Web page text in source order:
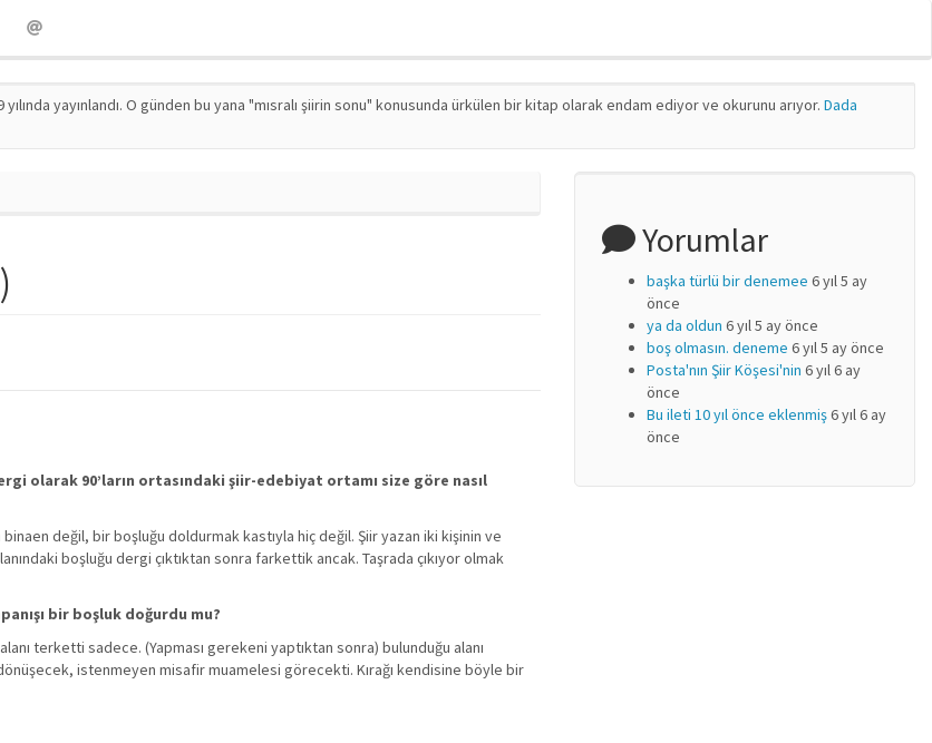
yayınlandı. O günden bu yana "mısralı şiirin sonu" konusunda ürkülen bir kitap olarak endam ediyor ve okurunu arıyor. Dada
olarak 90’ların ortasındaki şiir-edebiyat ortamı size göre nasıl
değil, bir boşluğu doldurmak kastıyla hiç değil. Şiir yazan iki kişinin ve
boşluğu dergi çıktıktan sonra farkettik ancak. Taşrada çıkıyor olmak
bir boşluk doğurdu mu?
terketti sadece. (Yapması gerekeni yaptıktan sonra) bulunduğu alanı
istenmeyen misafir muamelesi görecekti. Kırağı kendisine böyle bir
Yorumlar
başka türlü bir denemee 6 yıl 5 ay
önce
ya da oldun 6 yıl 5 ay önce
boş olmasın. deneme 6 yıl 5 ay önce
Posta'nın Şiir Köşesi'nin 6 yıl 6 ay
önce
Bu ileti 10 yıl önce eklenmiş6 yıl 6 ay
önce